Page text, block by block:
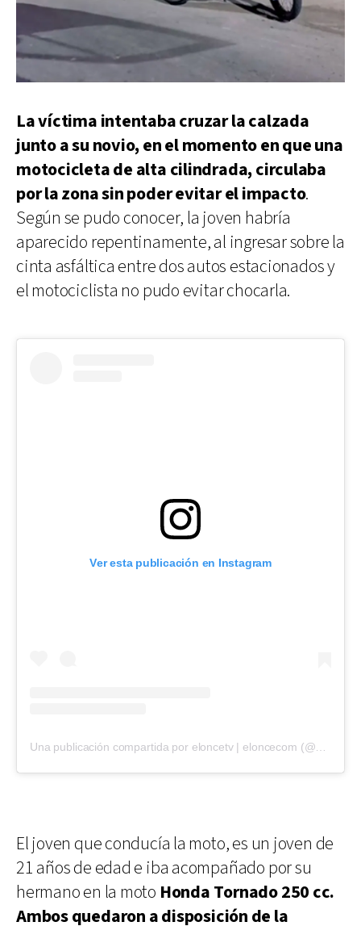
La víctima intentaba cruzar la calzada
junto a su novio, en el momento en que una
motocicleta de alta cilindrada, circulaba
por la zona sin poder evitar el impacto.
Según se pudo conocer, la joven habría
aparecido repentinamente, al ingresar sobre la
cinta asfáltica entre dos autos estacionados y
el motociclista no pudo evitar chocarla.
Ver esta publicación en Instagram
El joven que conducía la moto, es un joven de
21 años de edad e iba acompañado por su
hermano en la moto Honda Tornado 250 cc.
Ambos quedaron a disposición de la